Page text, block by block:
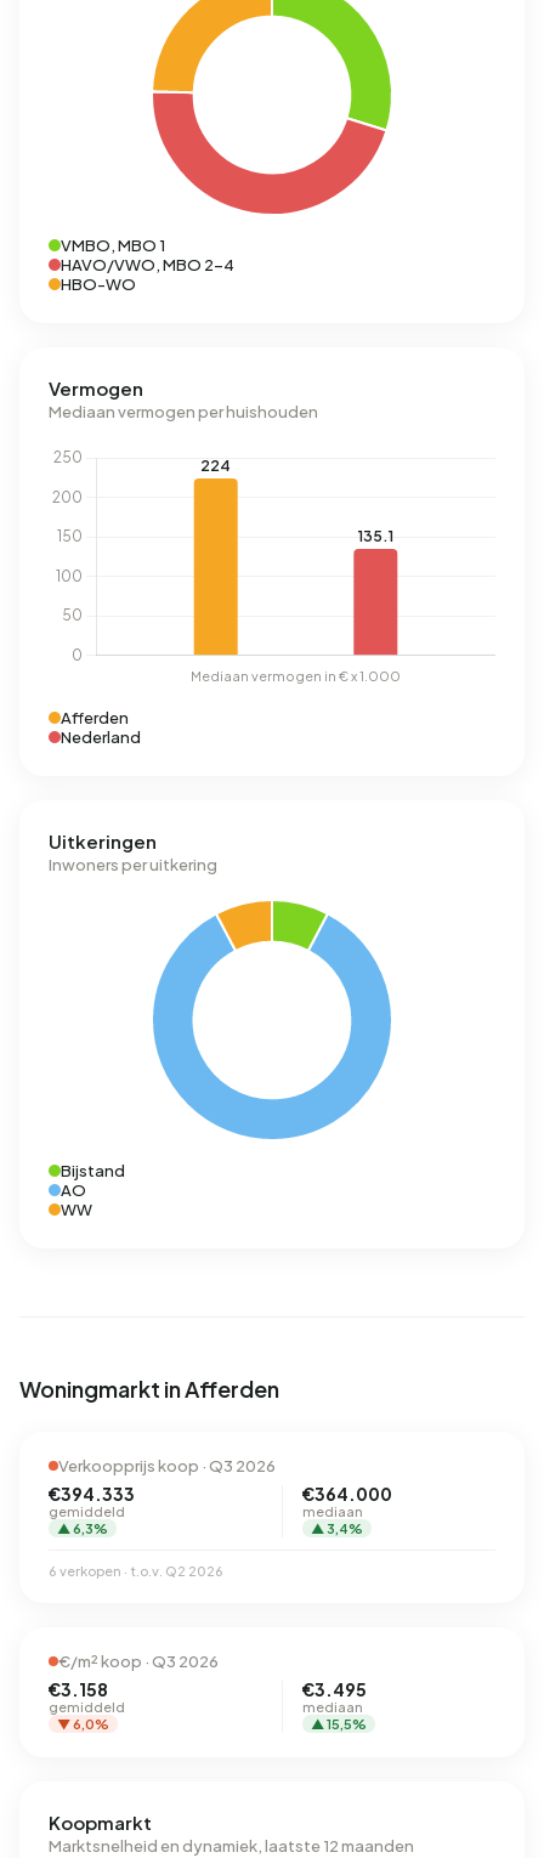
VMBO, MBO 1
HAVO/VWO, MBO 2-4
HBO-WO
Vermogen
Mediaan vermogen per huishouden
Afferden
Nederland
Uitkeringen
Inwoners per uitkering
Bijstand
AO
WW
Woningmarkt in Afferden
Verkoopprijs koop · Q3 2026
€394.333
gemiddeld
▲ 6,3%
€364.000
mediaan
▲ 3,4%
6 verkopen · t.o.v. Q2 2026
€/m² koop · Q3 2026
€3.158
gemiddeld
▼ 6,0%
€3.495
mediaan
▲ 15,5%
Koopmarkt
Marktsnelheid en dynamiek, laatste 12 maanden